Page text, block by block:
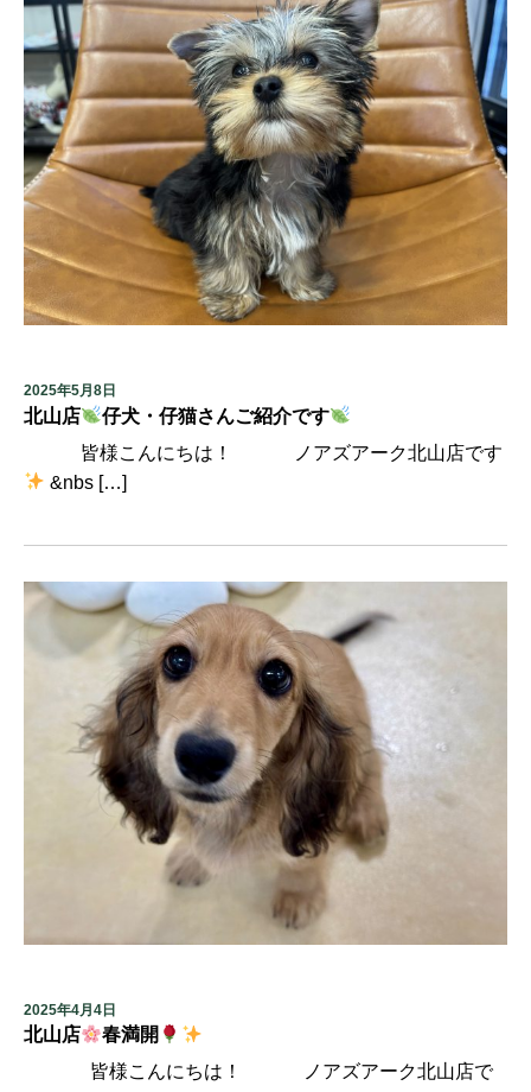
2025年5月8日
北山店
仔犬・仔猫さんご紹介です
皆様こんにちは！ ノアズアーク北山店です
&nbs […]
2025年4月4日
北山店
春満開
皆様こんにちは！ ノアズアーク北山店で